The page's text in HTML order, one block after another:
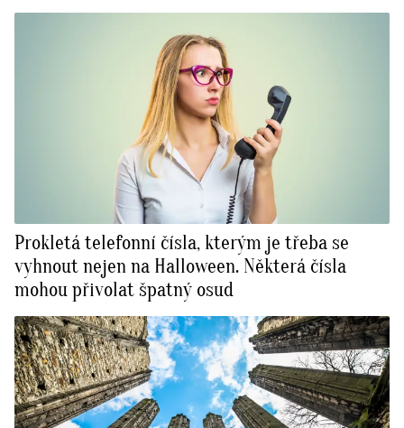
Prokletá telefonní čísla, kterým je třeba se
vyhnout nejen na Halloween. Některá čísla
mohou přivolat špatný osud